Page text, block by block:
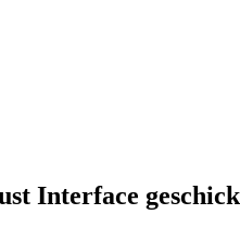
Interface